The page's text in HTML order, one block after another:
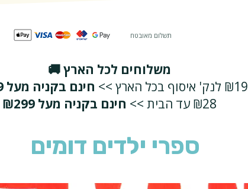
תשלום מאובטח
משלוחים לכל הארץ 🚚
₪19 לנק' איסוף בכל הארץ >>
חינם בקניה מעל ₪219
₪28 עד הבית >>
חינם בקניה מעל ₪299
ספרי ילדים דומים